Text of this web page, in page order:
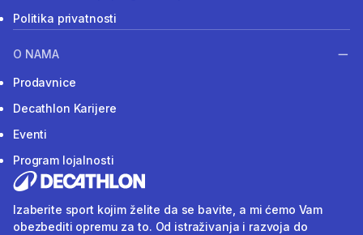
Politika privatnosti
O NAMA
Prodavnice
Decathlon Karijere
Eventi
Program lojalnosti
Izaberite sport kojim želite da se bavite, a mi ćemo Vam
obezbediti opremu za to. Od istraživanja i razvoja do